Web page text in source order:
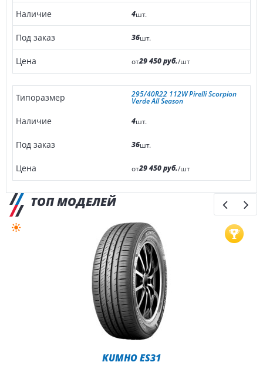
4шт.
36шт.
от29 450 руб./шт
295/40R22 112W Pirelli Scorpion
Verde All Season
4шт.
36шт.
от29 450 руб./шт
ТОП МОДЕЛЕЙ
KUMHO ES31